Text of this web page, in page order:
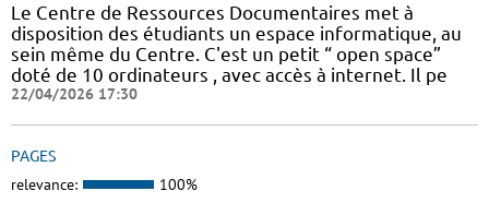
Le Centre de Ressources Documentaires met à
disposition des étudiants un espace informatique, au
sein même du Centre. C'est un petit “ open space”
doté de 10 ordinateurs , avec accès à internet. Il pe
22/04/2026 17:30
PAGES
relevance: 100%